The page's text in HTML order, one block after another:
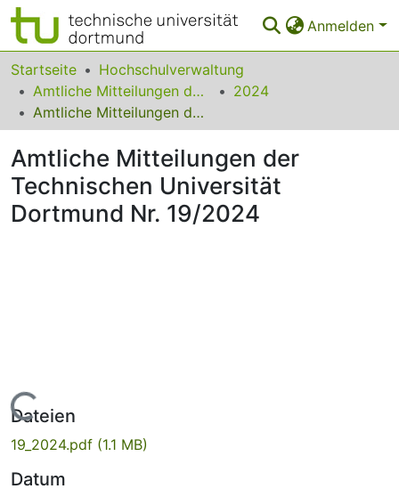
Anmelden
Bereiche & Sammlungen
Das gesamte Repositorium
FAQ
Leitlinien
Startseite
Hochschulverwaltung
Amtliche Mitteilungen der Technischen Universität Dortmund
2024
Amtliche Mitteilungen der Technischen Universität Dortmund Nr. 19/2024
Amtliche Mitteilungen der
Technischen Universität
Dortmund Nr. 19/2024
Lade...
Dateien
19_2024.pdf (1.1 MB)
Datum